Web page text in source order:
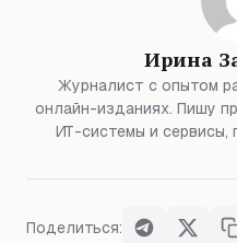
Ирина
Журналист с опытом
онлайн-изданиях. Пишу
ИТ-системы и сервисы,
Поделиться: